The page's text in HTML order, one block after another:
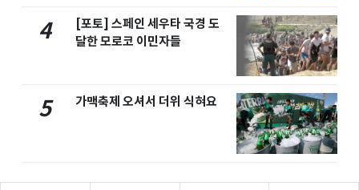
4
[포토] 스페인 세우타 국경 도
달한 모로코 이민자들
5 가맥축제 오셔서 더위 식혀요